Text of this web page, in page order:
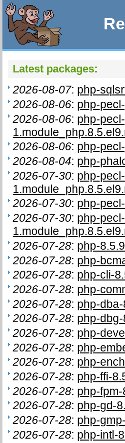
Latest packages:
2026-08-07: php-
2026-08-06: php-
2026-08-06: php-
2026-08-06: php-
2026-08-04: php-
2026-07-30: php-
2026-07-30: php-
2026-07-30: php-
2026-07-28: php-
2026-07-28: php-
2026-07-28: php-cli-
2026-07-28: php-
2026-07-28: php-
2026-07-28: php-
2026-07-28: php-
2026-07-28: php-
2026-07-28: php-
2026-07-28: php-ffi-
2026-07-28: php-
2026-07-28: php-gd-
2026-07-28: php-
2026-07-28: php-intl-